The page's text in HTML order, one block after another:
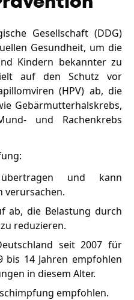
Gesellschaft (DDG)
Gesundheit, um die
Kindern bekannter zu
auf den Schutz vor
(HPV) ab, die
Gebärmutterhalskrebs,
und Rachenkrebs
und kann
verursachen.
ab, die Belastung durch
reduzieren.
seit 2007 für
14 Jahren empfohlen
in diesem Alter.
empfohlen.